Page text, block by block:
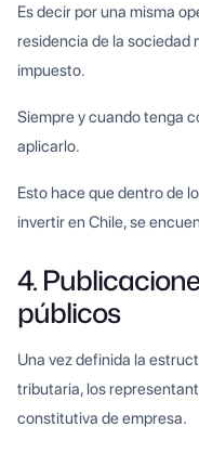
Es decir por una misma
residencia de la sociedad
impuesto.
Siempre y cuando tenga
aplicarlo.
Esto hace que dentro de
invertir en Chile, se
4.
públicos
Una vez definida la
tributaria, los
constitutiva de empresa.